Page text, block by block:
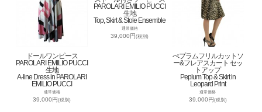
ドールワンピース
PAROLARI EMILIO PUCCI
生地
A-line Dress in PAROLARI
EMILIO PUCCI
通常価格
39,000円(税別)
PAROLARI EMILIO PUCCI
生地
Top, Skirt & Stole Ensemble
通常価格
39,000円(税別)
ぺプラムフリルカットソ
ー&フレアスカート セッ
トアップ
Peplum Top & Skirt in
Leopard Print
通常価格
39,000円(税別)